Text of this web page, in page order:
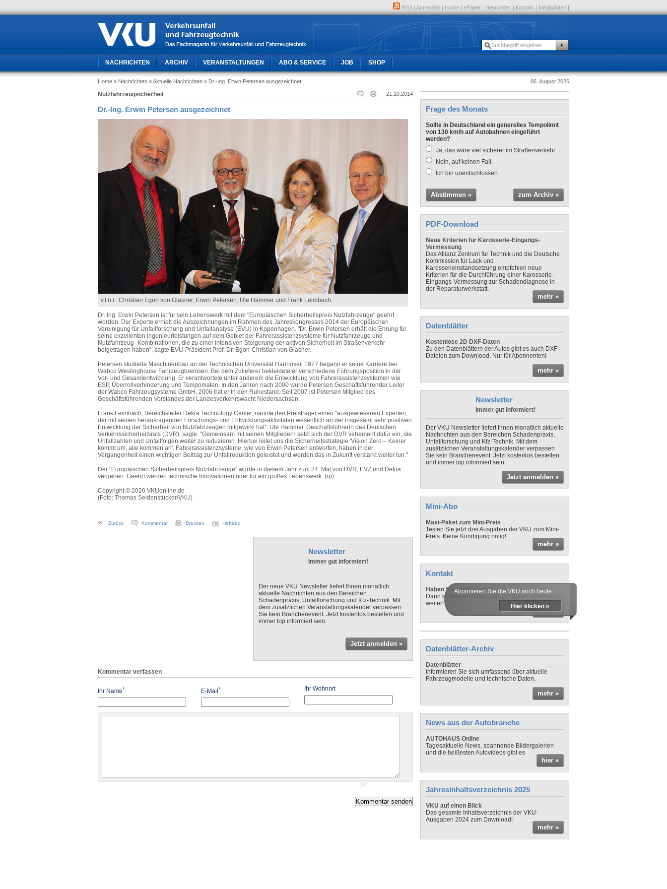
RSS | Anmelden | Home | ePaper | Newsletter | Kontakt | Mediadaten |
NACHRICHTEN ARCHIV VERANSTALTUNGEN ABO & SERVICE JOB SHOP
Home » Nachrichten » Aktuelle Nachrichten » Dr.-Ing. Erwin Petersen ausgezeichnet 06. August 2026
21.10.2014
Nutzfahrzeugsicherheit
Dr.-Ing. Erwin Petersen ausgezeichnet
v.l.n.r.: Christian Egon von Glasner, Erwin Petersen, Ute Hammer und Frank Leimbach.
Dr. Ing. Erwin Petersen ist für sein Lebenswerk mit dem "Europäischen Sicherheitspreis Nutzfahrzeuge" geehrt
worden. Der Experte erhielt die Auszeichnungen im Rahmen des Jahreskongresses 2014 der Europäischen
Vereinigung für Unfallforschung und Unfallanalyse (EVU) in Kopenhagen. "Dr. Erwin Petersen erhält die Ehrung für
seine exzellenten Ingenieurleistungen auf dem Gebiet der Fahrerassistenzsysteme für Nutzfahrzeuge und
Nutzfahrzeug- Kombinationen, die zu einer intensiven Steigerung der aktiven Sicherheit im Straßenverkehr
beigetragen haben", sagte EVU-Präsident Prof. Dr. Egon-Christian von Glasner.
Petersen studierte Maschinenbau an der Technischen Universität Hannover. 1977 begann er seine Karriere bei
Wabco Westinghouse Fahrzeugbremsen. Bei dem Zulieferer bekleidete er verschiedene Führungsposition in der
Vor- und Gesamtentwicklung. Er verantwortete unter anderem die Entwicklung von Fahrerassistenzsystemen wie
ESP, Überrollverhinderung und Tempomaten. In den Jahren nach 2000 wurde Petersen Geschäftsführender Leiter
der Wabco Fahrzeugsysteme GmbH. 2006 trat er in den Ruhestand. Seit 2007 ist Petersen Mitglied des
Geschäftsführenden Vorstandes der Landesverkehrswacht Niedersachsen.
Frank Leimbach, Bereichsleiter Dekra Technology Center, nannte den Preisträger einen "ausgewiesenen Experten,
der mit seinen herausragenden Forschungs- und Entwicklungsaktivitäten wesentlich an der insgesamt sehr positiven
Entwicklung der Sicherheit von Nutzfahrzeugen mitgewirkt hat". Ute Hammer, Geschäftsführerin des Deutschen
Verkehrssicherheitsrats (DVR), sagte: "Gemeinsam mit seinen Mitgliedern setzt sich der DVR vehement dafür ein, die
Unfallzahlen und Unfallfolgen weiter zu reduzieren. Hierbei leitet uns die Sicherheitsstrategie 'Vision Zero – Keiner
kommt um, alle kommen an'. Fahrerassistenzsysteme, wie von Erwin Petersen entworfen, haben in der
Vergangenheit einen wichtigen Beitrag zur Unfallreduktion geleistet und werden das in Zukunft verstärkt weiter tun."
Der "Europäischen Sicherheitspreis Nutzfahrzeuge" wurde in diesem Jahr zum 24. Mal von DVR, EVZ und Dekra
vergeben. Geehrt werden technische Innovationen oder für ein großes Lebenswerk. (rp)
Copyright © 2026 VKUonline.de
(Foto: Thomas Seidenstücker/VKU)
Zurück Kommentar Drucken Heftabo
Newsletter
Immer gut informiert!
Der neue VKU Newsletter liefert Ihnen monatlich
aktuelle Nachrichten aus den Bereichen
Schadenpraxis, Unfallforschung und Kfz-Technik. Mit
dem zusätzlichen Veranstaltungskalender verpassen
Sie kein Branchenevent. Jetzt kostenlos bestellen und
immer top informiert sein.
Jetzt anmelden »
Kommentar verfassen
Ihr Name* E-Mail* Ihr Wohnort
Frage des Monats
Sollte in Deutschland ein generelles Tempolimit
von 130 km/h auf Autobahnen eingeführt
werden?
Ja, das wäre viel sicherer im Straßenverkehr.
Nein, auf keinen Fall.
Ich bin unentschlossen.
Abstimmen » zum Archiv »
PDF-Download
Neue Kriterien für Karosserie-Eingangs-
Vermessung
Das Allianz Zentrum für Technik und die Deutsche
Kommission für Lack und
Karosserieinstandsetzung empfehlen neue
Kriterien für die Durchführung einer Karosserie-
Eingangs-Vermessung zur Schadendiagnose in
der Reparaturwerkstatt.
mehr »
Datenblätter
Kostenlose 2D DXF-Daten
Zu den Datenblättern der Autos gibt es auch DXF-
Dateien zum Download. Nur für Abonnenten!
mehr »
Newsletter
Immer gut informiert!
Der VKU Newsletter liefert Ihnen monatlich aktuelle
Nachrichten aus den Bereichen Schadenpraxis,
Unfallforschung und Kfz-Technik. Mit dem
zusätzlichen Veranstaltungskalender verpassen
Sie kein Branchenevent. Jetzt kostenlos bestellen
und immer top informiert sein.
Jetzt anmelden »
Mini-Abo
Maxi-Paket zum Mini-Preis
Testen Sie jetzt drei Ausgaben der VKU zum Mini-
Preis. Keine Kündigung nötig!
mehr »
Kontakt
Haben Sie noch Fragen?
Dann kontaktieren Sie uns - wir helfen Ihnen gerne
weiter!
mehr »
Abonnieren Sie die VKU noch heute
Hier klicken »
Datenblätter-Archiv
Datenblätter
Informieren Sie sich umfassend über aktuelle
Fahrzeugmodelle und technische Daten.
mehr »
News aus der Autobranche
AUTOHAUS Online
Tagesaktuelle News, spannende Bildergalerien
und die heißesten Autovideos gibt es
hier »
Jahresinhaltsverzeichnis 2025
VKU auf einen Blick
Das gesamte Inhaltsverzeichnis der VKU-
Ausgaben 2024 zum Download!
mehr »